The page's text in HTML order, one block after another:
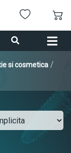
si cosmetica /